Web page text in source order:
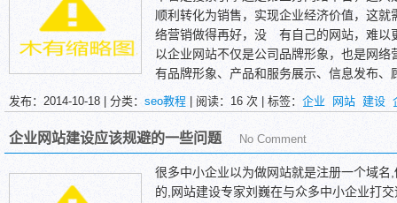
落，也亲历了几百个网站建设项目的全案
业市场的鱼龙混杂与无规范操作，特别是
不同程度的损害。为了让网站建设行业能
了保障更多客户的合法权益。在此，我鼓
顺利转化为销售，实现企业经济价值，这
络营销做得再好，没 有自己的网站，难以
以企业网站不仅是公司品牌形象，也是网
有品牌形象、产品和服务展示、信息发布
营销推广的各种方式就是不同的途径，引
发布：2014-10-18 | 分类： seo教程 | 阅读： 16 次 | 标签： 企业 网站 建设
企业网站建设应该规避的一些问题 No Comment
很多中小企业以为做网站就是注册一个域
的,网站建设专家刘巍在与众多中小企业打